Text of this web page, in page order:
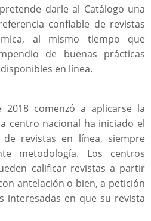
darle al Catálogo una
confiable de revistas
al mismo tiempo que
de buenas prácticas
en línea.
comenzó a aplicarse la
centro nacional ha iniciado el
revistas en línea, siempre
metodología. Los centros
calificar revistas a partir
antelación o bien, a petición
interesadas en que su revista